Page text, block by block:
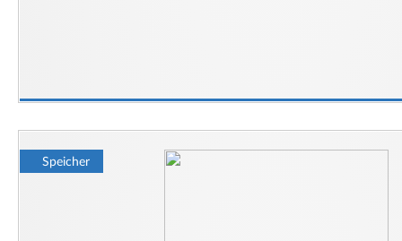
Speicher